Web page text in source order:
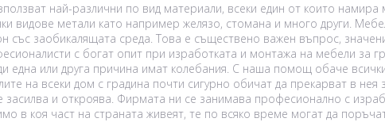
най-различни по вид материали, всеки един от които
видове метали като например желязо, стомана и много други.
със заобикалящата среда. Това е съществено важен въпрос,
с богат опит при изработката и монтажа на мебели за
една или друга причина имат колебания. С наша помощ обаче
на всеки дом с градина почти сигурно обичат да прекарват в
и откроява. Фирмата ни се занимава професионално с
в коя част на страната живеят, те по всяко време могат да